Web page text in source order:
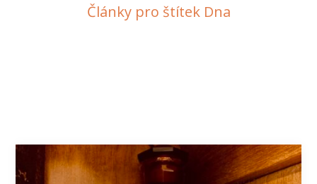
Články pro štítek Dna